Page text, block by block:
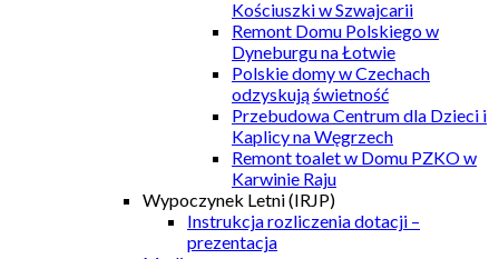
Kościuszki w Szwajcarii
Remont Domu Polskiego w
Dyneburgu na Łotwie
Polskie domy w Czechach
odzyskują świetność
Przebudowa Centrum dla Dzieci i
Kaplicy na Węgrzech
Remont toalet w Domu PZKO w
Karwinie Raju
Wypoczynek Letni (IRJP)
Instrukcja rozliczenia dotacji –
prezentacja